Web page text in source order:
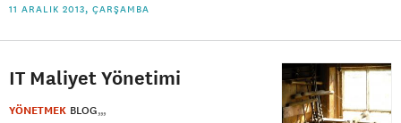
11 ARALIK 2013, ÇARŞAMBA
IT Maliyet Yönetimi
YÖNETMEK BLOG